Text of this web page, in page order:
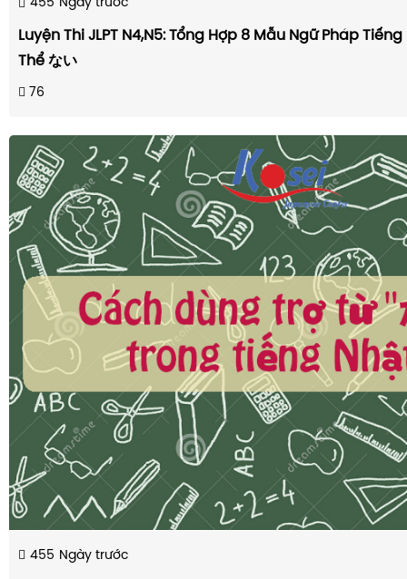
455 Ngày trước
Luyện Thi JLPT N4,N5: Tổng Hợp 8 Mẫu Ngữ Pháp
Thể ない
76
455 Ngày trước